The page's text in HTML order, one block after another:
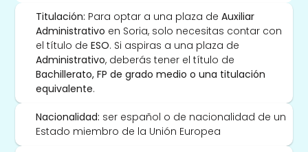
Titulación: Para optar a una plaza de Auxiliar
Administrativo en Soria, solo necesitas contar con
el título de ESO
Administrativo
Bachillerato, FP de grado medio o una titulación
equivalente.
Nacionalidad: ser español o de nacionalidad de un
Estado miembro de la Unión Europea